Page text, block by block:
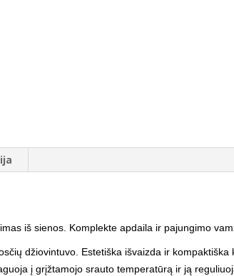
iš sienos. Komplekte apdaila ir pajungimo
džiovintuvo. Estetiška išvaizda ir
į grįžtamojo srauto temperatūrą ir ją